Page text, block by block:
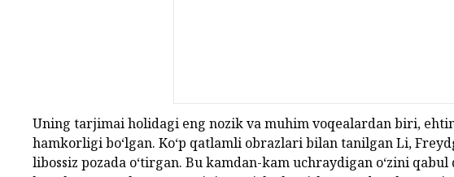
Uning tarjimai holidagi eng nozik va muhim voqealardan biri,
hamkorligi bo‘lgan. Ko‘p qatlamli obrazlari bilan tanilgan Li,
libossiz pozada o‘tirgan. Bu kamdan-kam uchraydigan o‘zini